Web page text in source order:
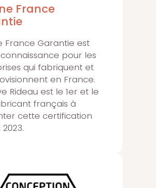
France
France Garantie est
pour les
qui fabriquent et
en France.
Rideau est le 1er et le
français à
cette certification